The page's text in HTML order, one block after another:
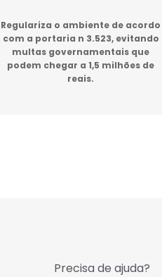
Regulariza o ambiente de acordo
com a portaria n 3.523, evitando
multas governamentais que
podem chegar a 1,5 milhões de
reais.
Precisa de ajuda?